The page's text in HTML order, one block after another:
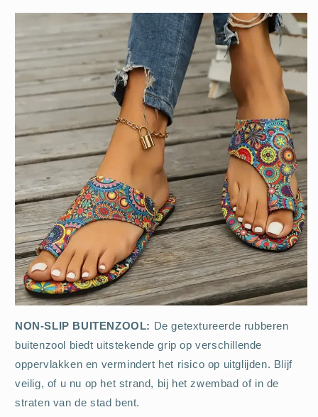
NON-SLIP BUITENZOOL: De getextureerde rubberen
buitenzool biedt uitstekende grip op verschillende
oppervlakken en vermindert het risico op uitglijden. Blijf
veilig, of u nu op het strand, bij het zwembad of in de
straten van de stad bent.